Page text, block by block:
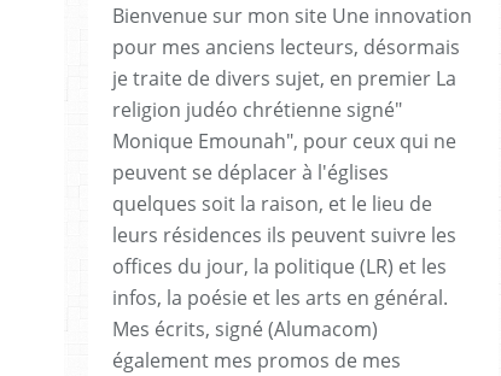
Bienvenue sur mon site Une innovation
pour mes anciens lecteurs, désormais
je traite de divers sujet, en premier La
religion judéo chrétienne signé"
Monique Emounah", pour ceux qui ne
peuvent se déplacer à l'églises
quelques soit la raison, et le lieu de
leurs résidences ils peuvent suivre les
offices du jour, la politique (LR) et les
infos, la poésie et les arts en général.
Mes écrits, signé (Alumacom)
également mes promos de mes